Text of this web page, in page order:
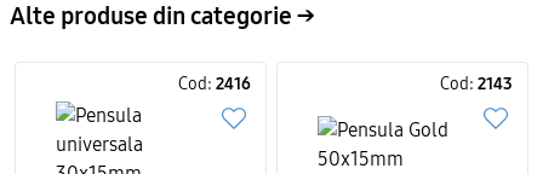
Alte produse din categorie →
Cod: 2416 Cod: 2143